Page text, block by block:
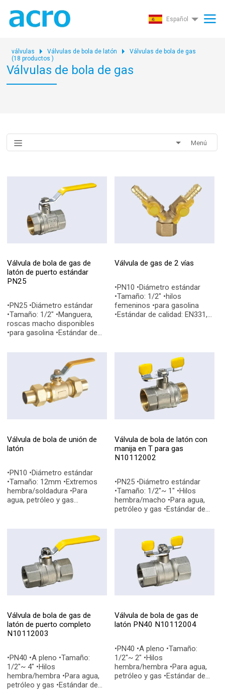
Español
válvulas Válvulas de bola de latón
Válvulas de bola de gas
(18 productos )
Válvulas de bola de gas
Menú
Válvula de bola de gas de
latón de puerto estándar
PN25
•PN25 •Diámetro estándar
•Tamaño: 1/2" •Manguera,
roscas macho disponibles
•para gasolina •Estándar de
•Conexiones finales: BSP, NPT
Válvula de gas de 2 vías
•PN10 •Diámetro estándar
•Tamaño: 1/2" •hilos
femeninos •para gasolina
•Estándar de calidad: EN331,
Válvula de bola de unión de
latón
•PN10 •Diámetro estándar
•Tamaño: 12mm •Extremos
hembra/soldadura •Para
agua, petróleo y gas
BSP, NPT
Válvula de bola de latón con
manija en T para gas
N10112002
•PN25 •Diámetro estándar
•Tamaño: 1/2"~ 1" •Hilos
hembra/macho •Para agua,
petróleo y gas •Estándar de
•Conexiones finales: BSP, NPT
Válvula de bola de gas de
latón de puerto completo
N10112003
•PN40 •A pleno •Tamaño:
1/2"~ 4" •Hilos
hembra/hembra •Para agua,
petróleo y gas •Estándar de
Válvula de bola de gas de
latón PN40 N10112004
•PN40 •A pleno •Tamaño:
1/2"~ 2" •Hilos
hembra/hembra •Para agua,
petróleo y gas •Estándar de